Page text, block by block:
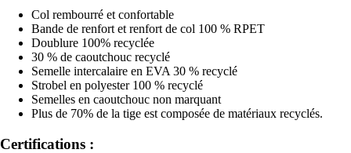
Col rembourré et confortable
Bande de renfort et renfort de col 100 % RPET
Doublure 100% recyclée
30 % de caoutchouc recyclé
Semelle intercalaire en EVA 30 % recyclé
Strobel en polyester 100 % recyclé
Semelles en caoutchouc non marquant
Plus de 70% de la tige est composée de matériaux recyclés.
Certifications :